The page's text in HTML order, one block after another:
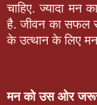
चाहिए. ज्यादा मन
है. जीवन का सफल
के उत्थान के लिए
मन को उस ओर जरूर